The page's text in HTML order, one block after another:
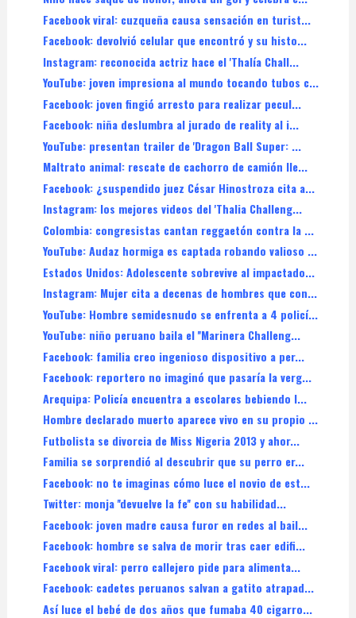
Facebook viral: cuzqueña causa sensación en turist...
Facebook: devolvió celular que encontró y su histo...
Instagram: reconocida actriz hace el 'Thalía Chall...
YouTube: joven impresiona al mundo tocando tubos c...
Facebook: joven fingió arresto para realizar pecul...
Facebook: niña deslumbra al jurado de reality al i...
YouTube: presentan trailer de 'Dragon Ball Super: ...
Maltrato animal: rescate de cachorro de camión lle...
Facebook: ¿suspendido juez César Hinostroza cita a...
Instagram: los mejores videos del 'Thalia Challeng...
Colombia: congresistas cantan reggaetón contra la ...
YouTube: Audaz hormiga es captada robando valioso ...
Estados Unidos: Adolescente sobrevive al impactado...
Instagram: Mujer cita a decenas de hombres que con...
YouTube: Hombre semidesnudo se enfrenta a 4 policí...
YouTube: niño peruano baila el ''Marinera Challeng...
Facebook: familia creo ingenioso dispositivo a per...
Facebook: reportero no imaginó que pasaría la verg...
Arequipa: Policía encuentra a escolares bebiendo l...
Hombre declarado muerto aparece vivo en su propio ...
Futbolista se divorcia de Miss Nigeria 2013 y ahor...
Familia se sorprendió al descubrir que su perro er...
Facebook: no te imaginas cómo luce el novio de est...
Twitter: monja ''devuelve la fe'' con su habilidad...
Facebook: joven madre causa furor en redes al bail...
Facebook: hombre se salva de morir tras caer edifi...
Facebook viral: perro callejero pide para alimenta...
Facebook: cadetes peruanos salvan a gatito atrapad...
Así luce el bebé de dos años que fumaba 40 cigarro...